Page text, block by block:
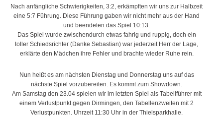
Nach anfängliche Schwierigkeiten, 3:2, erkämpften wir uns zur Halbzeit
eine 5:7 Führung. Diese Führung gaben wir nicht mehr aus der Hand
und beendeten das Spiel 10:13.
Das Spiel wurde zwischendurch etwas fahrig und ruppig, doch ein
toller Schiedsrichter (Danke Sebastian) war jederzeit Herr der Lage,
erklärte den Mädchen ihre Fehler und brachte wieder Ruhe rein.
Nun heißt es am nächsten Dienstag und Donnerstag uns auf das
nächste Spiel vorzubereiten. Es kommt zum Showdown.
Am Samstag den 23.04 spielen wir im letzten Spiel als Tabellführer mit
einem Verlustpunkt gegen Dirmingen, den Tabellenzweiten mit 2
Verlustpunkten. Uhrzeit 11:30 Uhr in der Thielsparkhalle.